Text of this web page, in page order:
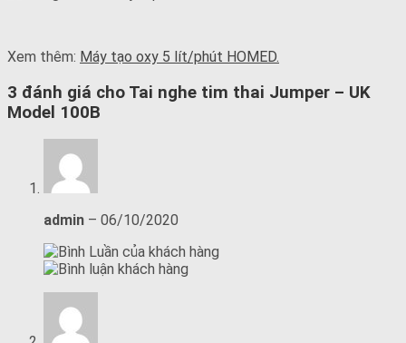
Xem thêm: Máy tạo oxy 5 lít/phút HOMED.
3 đánh giá cho Tai nghe tim thai Jumper – UK
Model 100B
admin – 06/10/2020